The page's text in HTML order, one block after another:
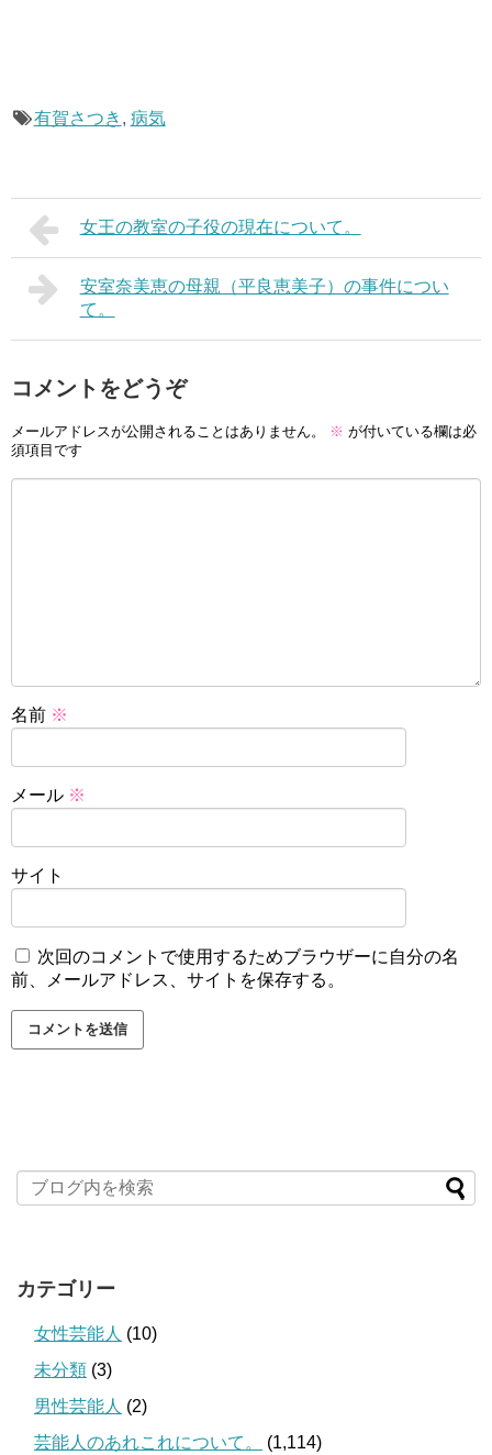
有賀さつき , 病気
女王の教室の子役の現在について。
安室奈美恵の母親（平良恵美子）の事件につい
て。
コメントをどうぞ
メールアドレスが公開されることはありません。 ※ が付いている欄は必
須項目です
名前 ※
メール ※
サイト
次回のコメントで使用するためブラウザーに自分の名
前、メールアドレス、サイトを保存する。
カテゴリー
女性芸能人 (10)
未分類 (3)
男性芸能人 (2)
芸能人のあれこれについて。
(1,114)